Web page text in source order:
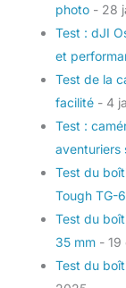
photo - 28
Test : dJI
et
Test de la
facilité - 4
Test :
aventuriers
Test du
Tough TG-
Test du
35 mm - 19
Test du